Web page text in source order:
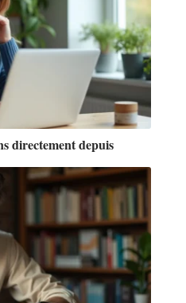
directement depuis